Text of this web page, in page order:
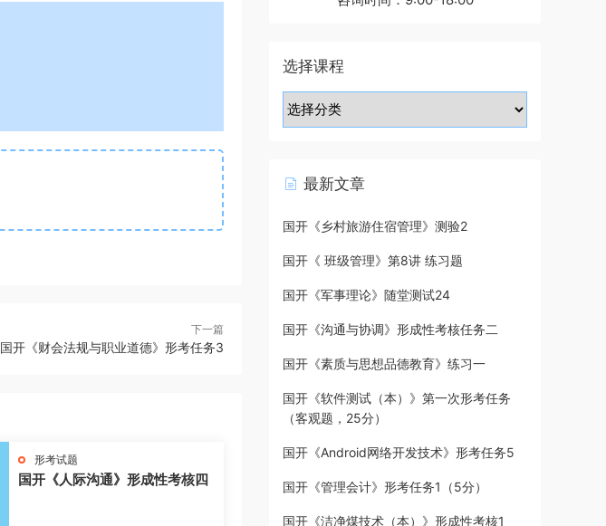
下一篇
国开《财会法规与职业道德》形考任务3
形考试题
国开《人际沟通》形成性考核四
选择课程
最新文章
国开《乡村旅游住宿管理》测验2
国开《 班级管理》第8讲 练习题
国开《军事理论》随堂测试24
国开《沟通与协调》形成性考核任务二
国开《素质与思想品德教育》练习一
国开《软件测试（本）》第一次形考任务
（客观题，25分）
国开《Android网络开发技术》形考任务5
国开《管理会计》形考任务1（5分）
国开《洁净煤技术（本）》形成性考核1